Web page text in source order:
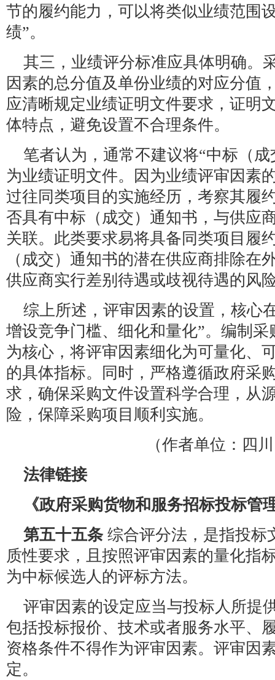
节的履约能力，可以将类似业绩范围
绩”。
其三，业绩评分标准应具体明确。
因素的总分值及单份业绩的对应分值
应清晰规定业绩证明文件要求，证明
体特点，避免设置不合理条件。
笔者认为，通常不建议将“中标（
为业绩证明文件。因为业绩评审因素
过往同类项目的实施经历，考察其履
否具有中标（成交）通知书，与供应
关联。此类要求易将具备同类项目履
（成交）通知书的潜在供应商排除在
供应商实行差别待遇或歧视待遇的风
综上所述，评审因素的设置，核心
增设竞争门槛、细化和量化”。编制
为核心，将评审因素细化为可量化、
的具体指标。同时，严格遵循政府采
求，确保采购文件设置科学合理，从
险，保障采购项目顺利实施。
（作者单位：四
法律链接
《政府采购货物和服务招标投标管
第五十五条 综合评分法，是指投标
质性要求，且按照评审因素的量化指
为中标候选人的评标方法。
评审因素的设定应当与投标人所提
包括投标报价、技术或者服务水平、
资格条件不得作为评审因素。评审因
定。